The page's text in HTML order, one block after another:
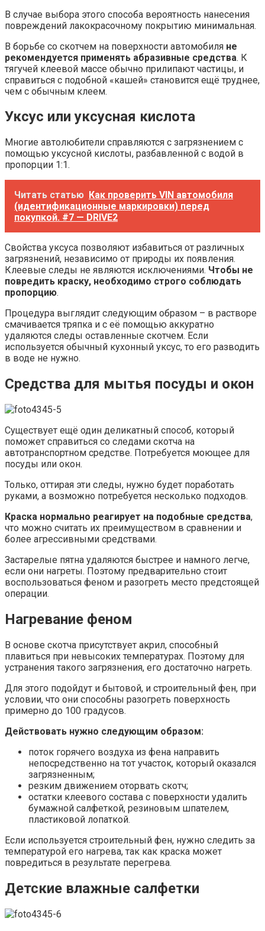
В случае выбора этого способа вероятность нанесения
повреждений лакокрасочному покрытию минимальная.
В борьбе со скотчем на поверхности автомобиля не
рекомендуется применять абразивные средства. К
тягучей клеевой массе обычно прилипают частицы, и
справиться с подобной «кашей» становится ещё труднее,
чем с обычным клеем.
Уксус или уксусная кислота
Многие автолюбители справляются с загрязнением с
помощью уксусной кислоты, разбавленной с водой в
пропорции 1:1.
Читать статью Как проверить VIN автомобиля
(идентификационные маркировки) перед
покупкой. #7 — DRIVE2
Свойства уксуса позволяют избавиться от различных
загрязнений, независимо от природы их появления.
Клеевые следы не являются исключениями. Чтобы не
повредить краску, необходимо строго соблюдать
пропорцию.
Процедура выглядит следующим образом – в растворе
смачивается тряпка и с её помощью аккуратно
удаляются следы оставленные скотчем. Если
используется обычный кухонный уксус, то его разводить
в воде не нужно.
Средства для мытья посуды и окон
Существует ещё один деликатный способ, который
поможет справиться со следами скотча на
автотранспортном средстве. Потребуется моющее для
посуды или окон.
Только, оттирая эти следы, нужно будет поработать
руками, а возможно потребуется несколько подходов.
Краска нормально реагирует на подобные средства,
что можно считать их преимуществом в сравнении и
более агрессивными средствами.
Застарелые пятна удаляются быстрее и намного легче,
если они нагреты. Поэтому предварительно стоит
воспользоваться феном и разогреть место предстоящей
операции.
Нагревание феном
В основе скотча присутствует акрил, способный
плавиться при невысоких температурах. Поэтому для
устранения такого загрязнения, его достаточно нагреть.
Для этого подойдут и бытовой, и строительный фен, при
условии, что они способны разогреть поверхность
примерно до 100 градусов.
Действовать нужно следующим образом:
поток горячего воздуха из фена направить
непосредственно на тот участок, который оказался
загрязненным;
резким движением оторвать скотч;
остатки клеевого состава с поверхности удалить
бумажной салфеткой, резиновым шпателем,
пластиковой лопаткой.
Если используется строительный фен, нужно следить за
температурой его нагрева, так как краска может
повредиться в результате перегрева.
Детские влажные салфетки